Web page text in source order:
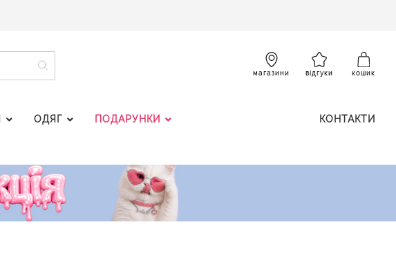
ПОШУК
магазини відгуки кошик
ОДЯГ ПОДАРУНКИ КОНТАКТИ